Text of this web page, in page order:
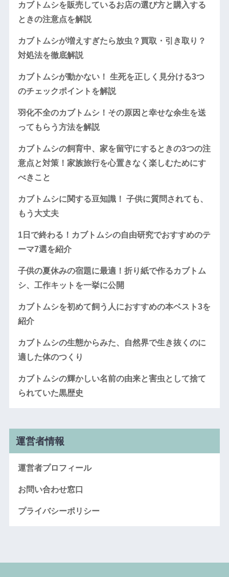
カブトムシを販売しているお店の選び方と購入する
ときの注意点を解説
カブトムシが増えすぎたら放虫？買取・引き取り？
対処法を徹底解説
カブトムシが動かない！ 生死を正しく見分ける3つ
のチェックポイントを解説
羽化不全のカブトムシ！その原因と幸せな余生を送
ってもらう方法を解説
カブトムシの飼育中、家を留守にするときの3つの注
意点と対策！家族旅行を心置きなく楽しむためにす
べきこと
カブトムシに関する豆知識！ 子供に質問されても、
もう大丈夫
1日で終わる！カブトムシの自由研究でおすすめのテ
ーマ7選を紹介
子供の夏休みの宿題に最適！折り紙で作るカブトム
シ、工作キットを一挙に公開
カブトムシを初めて飼う人におすすめの本ベスト3を
紹介
カブトムシの生態からみた、自然界で生き抜くのに
適した体のつくり
カブトムシの輝かしい名前の由来と害虫として捨て
られていた黒歴史
運営者情報
運営者プロフィール
お問い合わせ窓口
プライバシーポリシー